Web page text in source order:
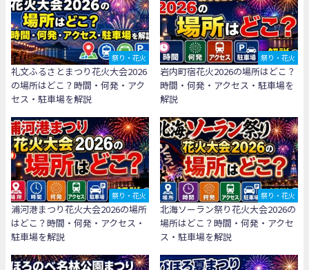
祭り・花火
礼文ふるさとまつり花火大会2026
の場所はどこ？時間・何発・アク
セス・駐車場を解説
祭り・花火
岩内町宿花火2026の場所はどこ？
時間・何発・アクセス・駐車場を
解説
祭り・花火
浦河港まつり花火大会2026の場所
はどこ？時間・何発・アクセス・
駐車場を解説
祭り・花火
北海ソーラン祭り花火大会2026の
場所はどこ？時間・何発・アクセ
ス・駐車場を解説